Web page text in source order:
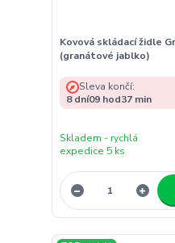
Kovová skládací židle
(granátové jablko)
Skladem - rychlá
expedice 5 ks
Sleva končí:
8 dní09 hod37 min